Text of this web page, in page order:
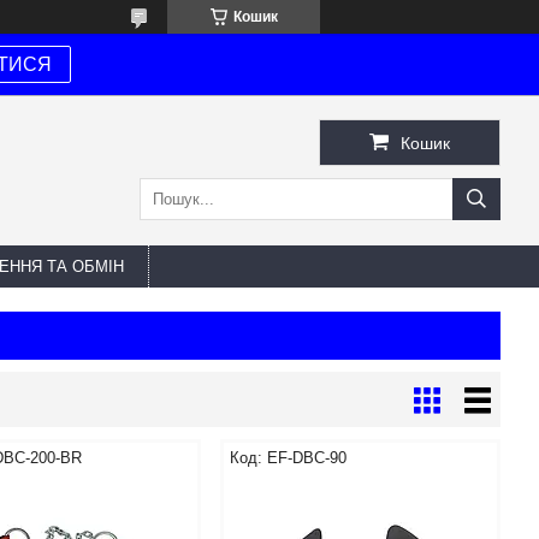
Кошик
Кошик
ТА ОБМІН
200-BR EF-DBC-90